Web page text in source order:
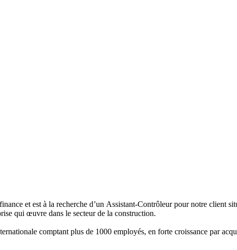
et est à la recherche d’un Assistant-Contrôleur pour notre client
qui œuvre dans le secteur de la construction.
comptant plus de 1000 employés, en forte croissance par